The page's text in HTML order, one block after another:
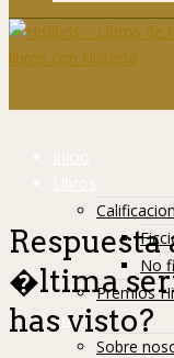
Inicio
Libros
No
Premios
Info
Sobre
�ltima
has visto?